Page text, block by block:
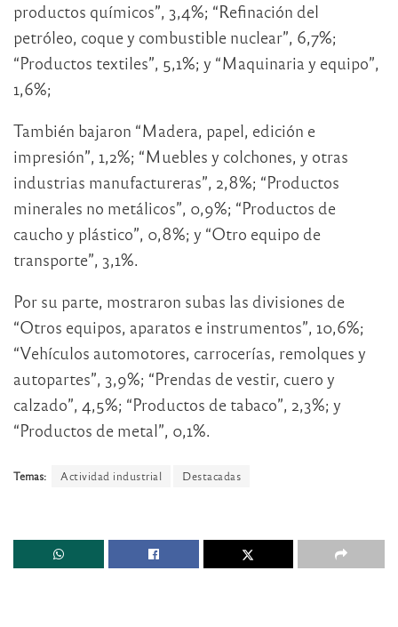
productos químicos”, 3,4%; “Refinación del
petróleo, coque y combustible nuclear”, 6,7%;
“Productos textiles”, 5,1%; y “Maquinaria y equipo”,
1,6%;
También bajaron “Madera, papel, edición e
impresión”, 1,2%; “Muebles y colchones, y otras
industrias manufactureras”, 2,8%; “Productos
minerales no metálicos”, 0,9%; “Productos de
caucho y plástico”, 0,8%; y “Otro equipo de
transporte”, 3,1%.
Por su parte, mostraron subas las divisiones de
“Otros equipos, aparatos e instrumentos”, 10,6%;
“Vehículos automotores, carrocerías, remolques y
autopartes”, 3,9%; “Prendas de vestir, cuero y
calzado”, 4,5%; “Productos de tabaco”, 2,3%; y
“Productos de metal”, 0,1%.
Temas: Actividad industrial Destacadas